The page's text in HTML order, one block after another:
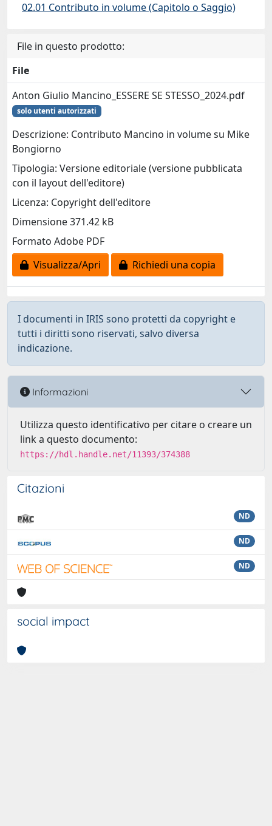
02.01 Contributo in volume (Capitolo o Saggio)
File in questo prodotto:
File
Anton Giulio Mancino_ESSERE SE STESSO_2024.pdf
solo utenti autorizzati
Descrizione: Contributo Mancino in volume su Mike
Bongiorno
Tipologia: Versione editoriale (versione pubblicata
con il layout dell'editore)
Licenza: Copyright dell'editore
Dimensione 371.42 kB
Formato Adobe PDF
Visualizza/Apri
Richiedi una copia
I documenti in IRIS sono protetti da copyright e
tutti i diritti sono riservati, salvo diversa
indicazione.
Informazioni
Utilizza questo identificativo per citare o creare un
link a questo documento:
https://hdl.handle.net/11393/374388
Citazioni
ND
ND
ND
social impact